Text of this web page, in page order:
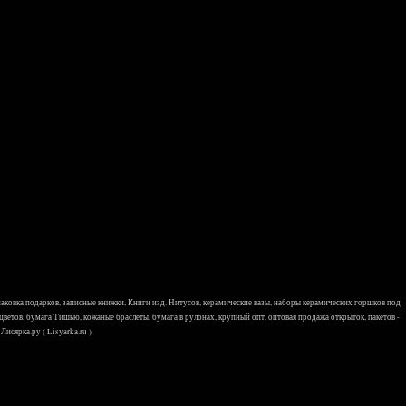
подарков, записные книжки, Книги изд. Нитусов, керамические вазы, наборы керамических горшков под
бумага Тишью, кожаные браслеты, бумага в рулонах, крупный опт, оптовая продажа открыток, пакетов -
( Lisyarka.ru )